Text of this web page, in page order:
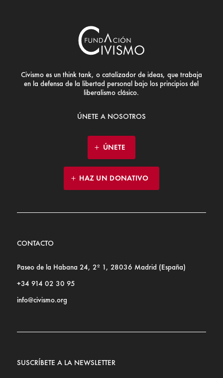
Civismo es un think tank, o catalizador de ideas, que trabaja
en la defensa de la libertad personal bajo los principios del
liberalismo clásico.
ÚNETE A NOSOTROS
ÚNETE
HAZ UN DONATIVO
CONTACTO
Paseo de la Habana 24, 2º 1, 28036 Madrid (España)
+34 914 02 30 95
info@civismo.org
SUSCRÍBETE A LA NEWSLETTER